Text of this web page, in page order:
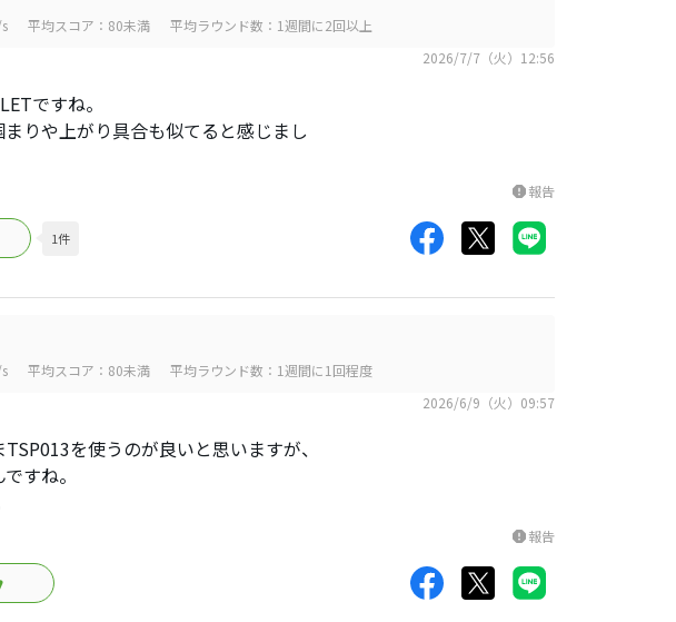
平均スコア：80未満
平均ラウンド数：1週間に2回以上
2026/7/7（火）12:56
ですね。
りや上がり具合も似てると感じまし
report報告
1件
平均スコア：80未満
平均ラウンド数：1週間に1回程度
2026/6/9（火）09:57
を使うのが良いと思いますが、
すね。
report報告